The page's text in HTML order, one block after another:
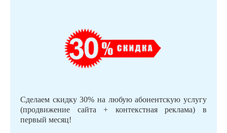
Сделаем скидку 30% на любую абонентскую услугу
(продвижение сайта + контекстная реклама) в
первый месяц!